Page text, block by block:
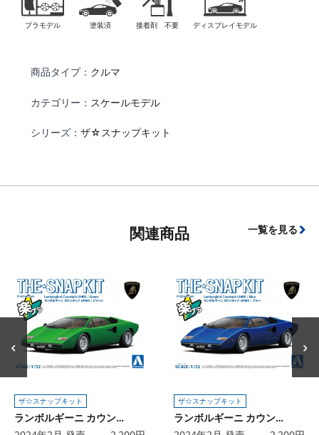
プラモデル 塗装済 接着剤 不要 ディスプレイモデル
商品タイプ： クルマ
カテゴリー： スケールモデル
シリーズ： ザ☆スナップキット
関連商品 一覧を見る
ザ☆スナップキット
ランボルギーニ カウンタック LP400(グリーン)
ザ☆スナップキット
ランボルギーニ カウンタック LP400(ブルー)